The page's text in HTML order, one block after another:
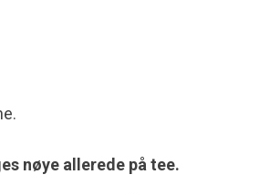
nøye allerede på tee.